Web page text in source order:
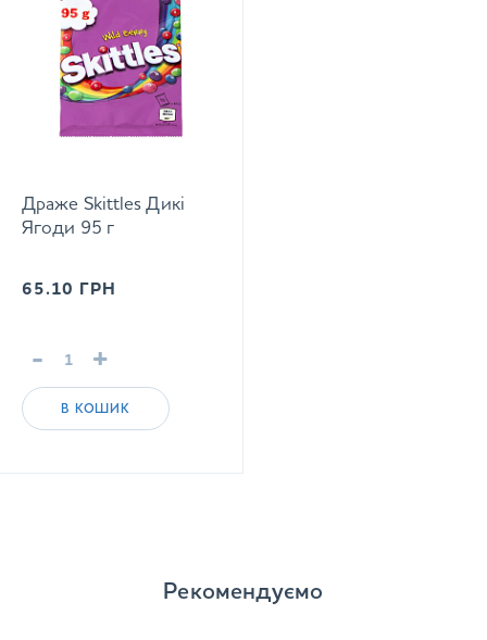
Драже Skittles Дикі
Ягоди 95 г
65.10 ГРН
- +
В КОШИК
Рекомендуємо